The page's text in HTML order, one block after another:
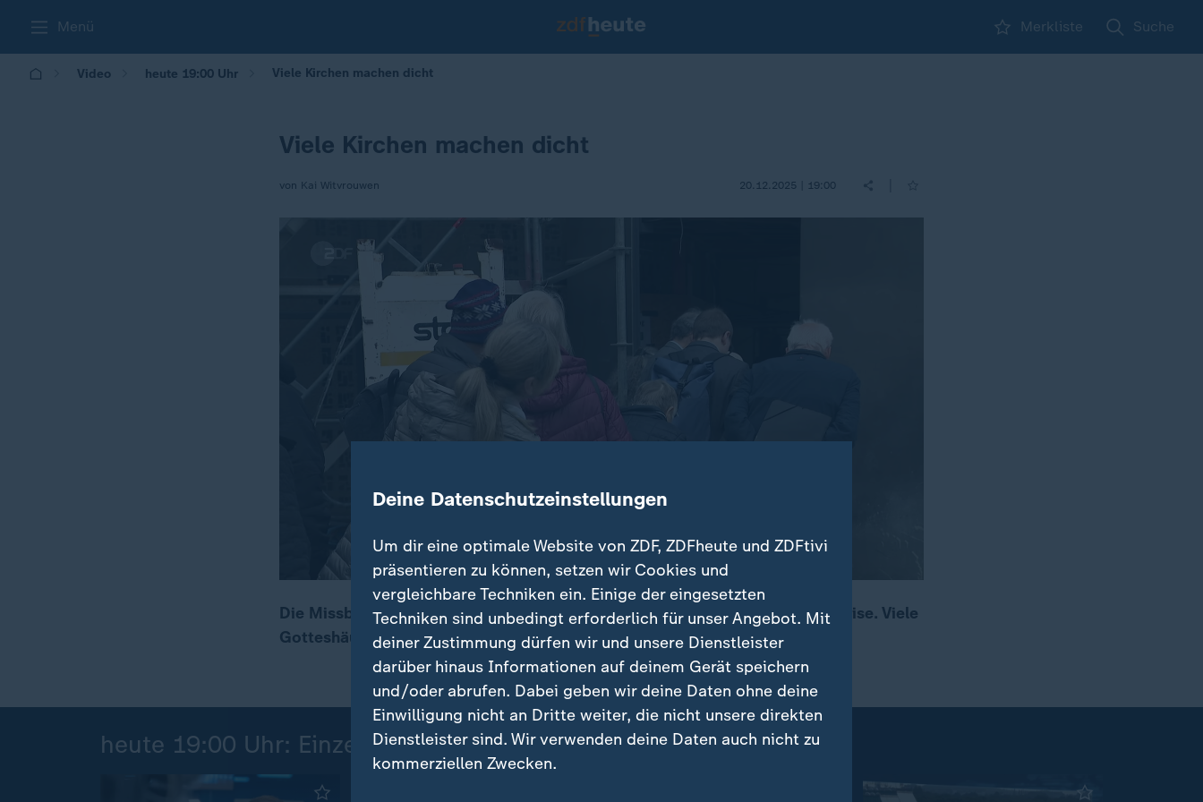
Menü Merkliste Suche
Video heute 19:00 Uhr Viele Kirchen machen dicht
Viele Kirchen machen dicht
von Kai Witvrouwen 20.12.2025 | 19:00
00:17 01:41
Die Missbrauchsskandale führten die Kirchen in eine ernsthafte Vertrauenskrise. Viele
Gotteshäuser werden stillgelegt und auf andere Weise genutzt.
heute 19:00 Uhr: Einzelbeiträge
Deine Datenschutzeinstellungen
Um dir eine optimale Website von ZDF, ZDFheute und ZDFtivi
präsentieren zu können, setzen wir Cookies und
vergleichbare Techniken ein. Einige der eingesetzten
Techniken sind unbedingt erforderlich für unser Angebot. Mit
deiner Zustimmung dürfen wir und unsere Dienstleister
darüber hinaus Informationen auf deinem Gerät speichern
und/oder abrufen. Dabei geben wir deine Daten ohne deine
Einwilligung nicht an Dritte weiter, die nicht unsere direkten
Dienstleister sind. Wir verwenden deine Daten auch nicht zu
kommerziellen Zwecken.